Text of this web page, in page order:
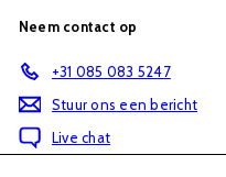
Neem contact op
+31 085 083 5247
Stuur ons een bericht
Live chat